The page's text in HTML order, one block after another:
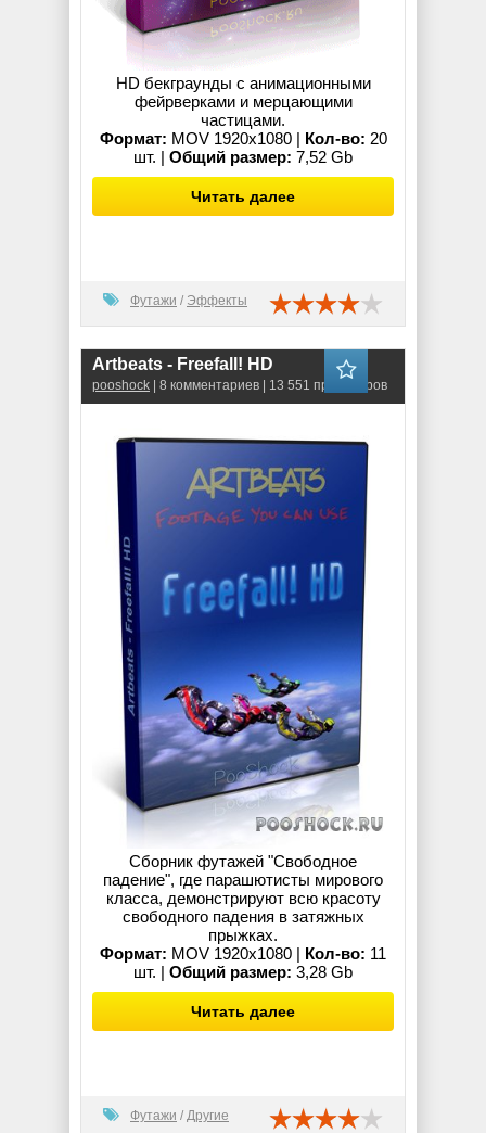
HD бекграунды с анимационными
фейрверками и мерцающими
частицами.
Формат: MOV 1920x1080 | Кол-во: 20
шт. | Общий размер: 7,52 Gb
Читать далее
Футажи / Эффекты
Artbeats - Freefall! HD
pooshock | 8 комментариев | 13 551 просмотров
Сборник футажей "Свободное
падение", где парашютисты мирового
класса, демонстрируют всю красоту
свободного падения в затяжных
прыжках.
Формат: MOV 1920x1080 | Кол-во: 11
шт. | Общий размер: 3,28 Gb
Читать далее
Футажи / Другие